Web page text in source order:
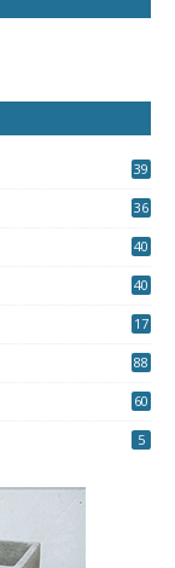
39
36
40
40
17
88
60
5